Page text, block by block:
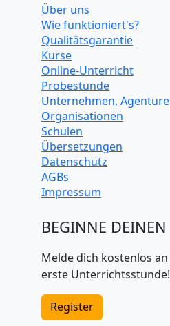
Über uns
Wie funktioniert's?
Qualitätsgarantie
Kurse
Online-Unterricht
Probestunde
Unternehmen,
Organisationen
Schulen
Übersetzungen
Datenschutz
AGBs
Impressum
BEGINNE
Melde dich kostenlos
erste Unterrichtsstunde!
Register